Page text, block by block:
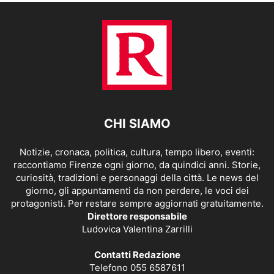
CHI SIAMO
Notizie, cronaca, politica, cultura, tempo libero, eventi:
raccontiamo Firenze ogni giorno, da quindici anni. Storie,
curiosità, tradizioni e personaggi della città. Le news del
giorno, gli appuntamenti da non perdere, le voci dei
protagonisti. Per restare sempre aggiornati gratuitamente.
Direttore responsabile
Ludovica Valentina Zarrilli
Contatti Redazione
Telefono 055 6587611